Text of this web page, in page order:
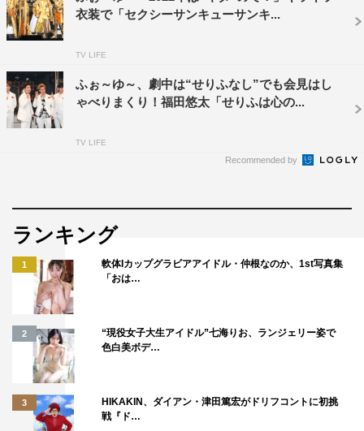
2023年3月26日（日）深夜4時15分～
作品情報
「SHOW BOY」
2023年7月1日（土）～21日（金）東京・日比谷シアター
2023年8月12日（土）愛知・愛知県芸術劇場 大ホール
脚本：登米裕一
原案・演出：ウォーリー木下
主演：ふぉ～ゆ～（福田悠太、辰巳雄大、越岡裕貴、松崎
祐介）
出演：高田翔、高嶋菜七、小松利昌、大廣アンナ、森田み
なも
瀬下尚人、中川翔子
衣装で「セクシーサンキューサンキ...
TV LIFE
ふぉ～ゆ～、劇中は“せりふなし”でも会見はし
ゃべりまくり！福田悠太「せりふは心の...
TV LIFE
Recommended by
ランキング
1
軟体Iカップグラビアアイドル・仲根なのか、1st写真集
「おは…
2
“現役女子大生アイドル”七海りお、ランジェリー姿で
色白美ボデ…
3
HIKAKIN、ダイアン・津田篤宏がドリフコントに初挑
戦『ド…